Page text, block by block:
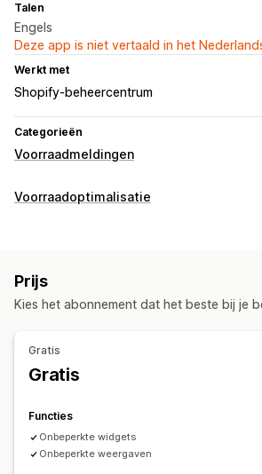
Talen
Engels
Deze app is niet vertaald in het
Werkt met
Shopify-beheercentrum
Categorieën
Voorraadmeldingen
Meldingen
Aanpassing
Meldingsinstellingen
Vraag van klanten
Voorraadoptimalisatie
Meldingen en analytics
Prijs
Kies het abonnement dat het beste bij je
Gratis
Gratis
Functies
Onbeperkte widgets
Onbeperkte weergaven